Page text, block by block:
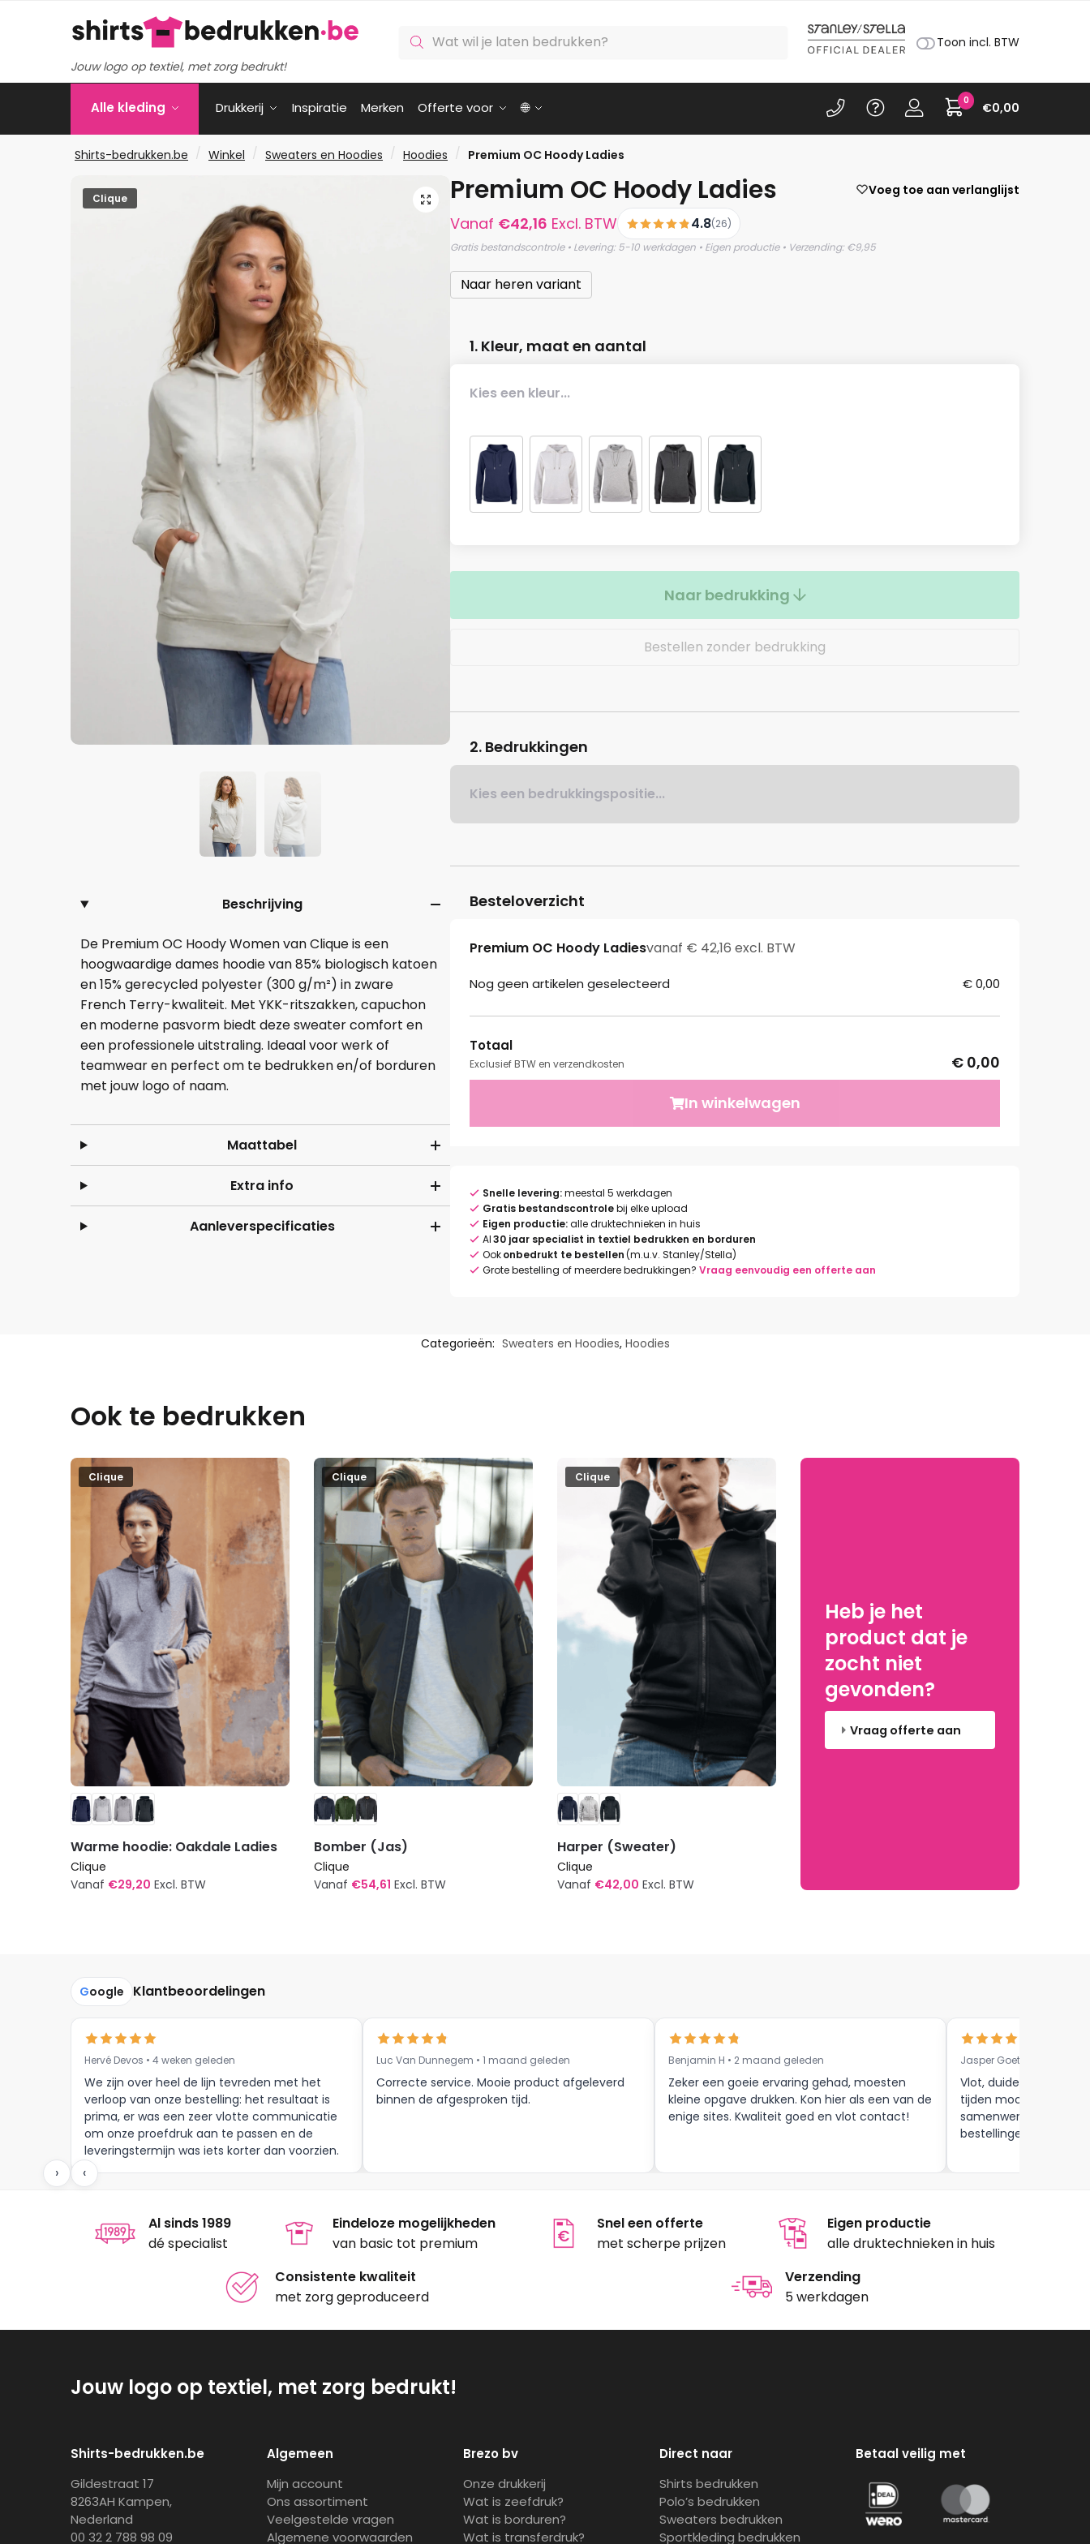
Jouw logo op textiel, met zorg bedrukt!
zoeken Toon incl. BTW
Alle kleding Drukkerij Inspiratie Merken Offerte voor 🌐 €0,00
0
Shirts-bedrukken.be / Winkel / Sweaters en Hoodies / Hoodies / Premium OC Hoody Ladies
🔍
Clique
Beschrijving
De Premium OC Hoody Women van Clique is een
hoogwaardige dames hoodie van 85% biologisch katoen
en 15% gerecycled polyester (300 g/m²) in zware
French Terry-kwaliteit. Met YKK-ritszakken, capuchon
en moderne pasvorm biedt deze sweater comfort en
een professionele uitstraling. Ideaal voor werk of
teamwear en perfect om te bedrukken en/of borduren
met jouw logo of naam.
Maattabel
Extra info
Aanleverspecificaties
Premium OC Hoody Ladies Voeg toe aan verlanglijst
Vanaf €42,16 Excl. BTW 4.8(26)
Gratis bestandscontrole • Levering: 5-10 werkdagen • Eigen productie • Verzending: €9,95
Naar heren variant
1. Kleur, maat en aantal
Kies een kleur...
Naar bedrukking
Bestellen zonder bedrukking
2. Bedrukkingen
Kies een bedrukkingspositie...
Besteloverzicht
Premium OC Hoody Ladiesvanaf € 42,16 excl. BTW
Nog geen artikelen geselecteerd € 0,00
Totaal
Exclusief BTW en verzendkosten
€ 0,00
In winkelwagen
Snelle levering:meestal 5 werkdagen
Gratis bestandscontrolebij elke upload
Eigen productie:alle druktechnieken in huis
Al30 jaar specialist in textiel bedrukken en borduren
Ookonbedrukt te bestellen(m.u.v. Stanley/Stella)
Grote bestelling of meerdere bedrukkingen? Vraag eenvoudig een offerte aan
Categorieën: Sweaters en Hoodies, Hoodies
Ook te bedrukken
Clique
Warme hoodie: Oakdale Ladies
Clique
Vanaf €29,20 Excl. BTW
meerdere
variaties.
Deze
optie
kan
gekozen
worden
op
de
productpagina
Clique
Bomber (Jas)
Clique
Vanaf €54,61 Excl. BTW
Deze
gekozen
worden
op
productpagina
Clique
Harper (Sweater)
Clique
Vanaf €42,00 Excl. BTW
Deze
kan
gekozen
worden
Heb je het
product dat je
zocht niet
gevonden?
Vraag offerte aan
Google Klantbeoordelingen
Hervé Devos • 4 weken geleden
We zijn over heel de lijn tevreden met het
verloop van onze bestelling: het resultaat is
prima, er was een zeer vlotte communicatie
om onze proefdruk aan te passen en de
leveringstermijn was iets korter dan voorzien.
Meer moet dat niet zijn.
Luc Van Dunnegem • 1 maand geleden
Correcte service. Mooie product afgeleverd
binnen de afgesproken tijd.
Benjamin H • 2 maand geleden
Zeker een goeie ervaring gehad, moesten
kleine opgave drukken. Kon hier als een van de
enige sites. Kwaliteit goed en vlot contact!
Jasper Goethals • 9
Vlot, duidelijke
tijden mooie
samenwerking tot
bestellingen , zijn
‹
›
Al sinds 1989
dé specialist
Eindeloze mogelijkheden
van basic tot premium
Snel een offerte
met scherpe prijzen
Eigen productie
alle druktechnieken in huis
Consistente kwaliteit
met zorg geproduceerd
Verzending
5 werkdagen
Jouw logo op textiel, met zorg bedrukt!
Shirts-bedrukken.be
Gildestraat 17
8263AH Kampen,
Nederland
00 32 2 788 98 09
Algemeen
Mijn account
Ons assortiment
Veelgestelde vragen
Algemene voorwaarden
Brezo bv
Onze drukkerij
Wat is zeefdruk?
Wat is borduren?
Wat is transferdruk?
Direct naar
Shirts bedrukken
Polo’s bedrukken
Sweaters bedrukken
Sportkleding bedrukken
Betaal veilig met